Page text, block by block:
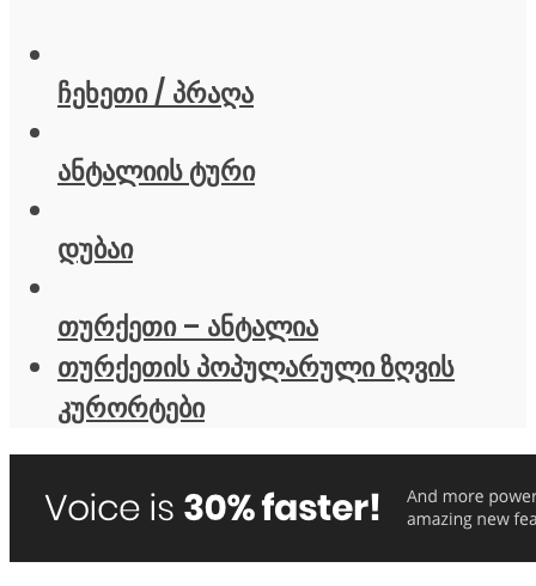
ჩეხეთი / პრაღა
ანტალიის ტური
დუბაი
თურქეთი – ანტალია
თურქეთის პოპულარული ზღვის
კურორტები